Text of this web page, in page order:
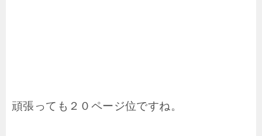
頑張っても２０ページ位ですね。